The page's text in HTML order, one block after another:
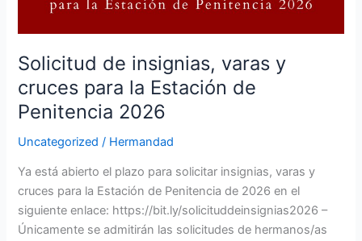
Solicitud de insignias, varas y
cruces para la Estación de
Penitencia 2026
Uncategorized / Hermandad
Ya está abierto el plazo para solicitar insignias, varas y
cruces para la Estación de Penitencia de 2026 en el
siguiente enlace: https://bit.ly/solicituddeinsignias2026 –
Únicamente se admitirán las solicitudes de hermanos/as